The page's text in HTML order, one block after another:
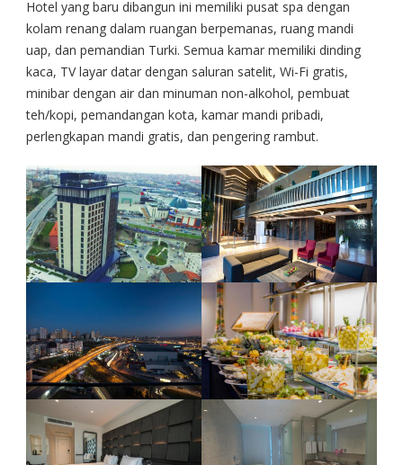
Hotel yang baru dibangun ini memiliki pusat spa dengan
kolam renang dalam ruangan berpemanas, ruang mandi
uap, dan pemandian Turki. Semua kamar memiliki dinding
kaca, TV layar datar dengan saluran satelit, Wi-Fi gratis,
minibar dengan air dan minuman non-alkohol, pembuat
teh/kopi, pemandangan kota, kamar mandi pribadi,
perlengkapan mandi gratis, dan pengering rambut.